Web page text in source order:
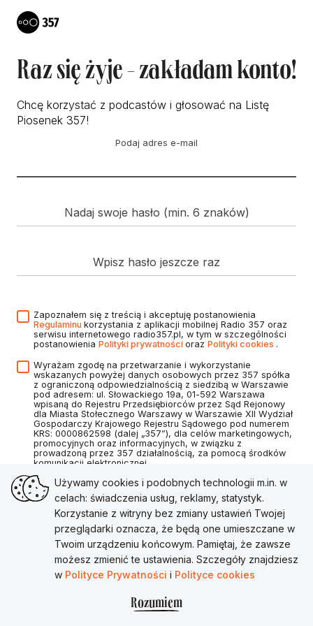
Raz się żyje - zakładam konto!
Chcę korzystać z podcastów i głosować na Listę
Piosenek 357!
Podaj adres e-mail
Nadaj swoje hasło (min. 6 znaków)
Wpisz hasło jeszcze raz
Zapoznałem się z treścią i akceptuję postanowienia
Regulaminu korzystania z aplikacji mobilnej Radio 357 oraz
serwisu internetowego radio357.pl, w tym w szczególności
postanowienia Polityki prywatności oraz Polityki cookies .
Wyrażam zgodę na przetwarzanie i wykorzystanie
wskazanych powyżej danych osobowych przez 357 spółka
z ograniczoną odpowiedzialnością z siedzibą w Warszawie
pod adresem: ul. Słowackiego 19a, 01-592 Warszawa
wpisaną do Rejestru Przedsiębiorców przez Sąd Rejonowy
dla Miasta Stołecznego Warszawy w Warszawie XII Wydział
Gospodarczy Krajowego Rejestru Sądowego pod numerem
KRS: 0000862598 (dalej „357”), dla celów marketingowych,
promocyjnych oraz informacyjnych, w związku z
prowadzoną przez 357 działalnością, za pomocą środków
komunikacji elektronicznej.
Utwórz konto
Masz już konto?Zaloguj się
Używamy cookies i podobnych technologii m.in. w
celach: świadczenia usług, reklamy, statystyk.
Korzystanie z witryny bez zmiany ustawień Twojej
przeglądarki oznacza, że będą one umieszczane w
Twoim urządzeniu końcowym. Pamiętaj, że zawsze
możesz zmienić te ustawienia. Szczegóły znajdziesz
w Polityce Prywatności i Polityce cookies
Rozumiem